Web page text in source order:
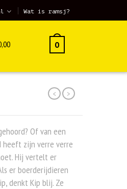
Wat is ramsj?
0
< >
Of van een
heeft zijn verre verre
Hij vertelt er
er boerderijdieren
denkt Kip blij. Ze